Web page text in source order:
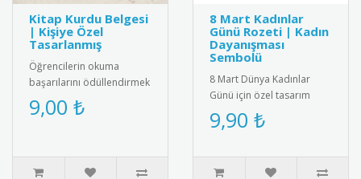
Kitap Kurdu Belgesi
| Kişiye Özel
Tasarlanmış
Öğrencilerin okuma
başarılarını ödüllendirmek
için özel tasarlanmış kitap
kurdu belgeleri. Kişiye öz..
9,00 ₺
8 Mart Kadınlar
Günü Rozeti | Kadın
Dayanışması
Sembolü
8 Mart Dünya Kadınlar
Günü için özel tasarım
rozet. Kadın dayanışmasını
ve eşitliği simgeleyen şık
9,90 ₺